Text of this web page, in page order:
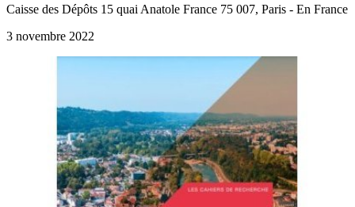
Caisse des Dépôts 15 quai Anatole France 75 007, Paris - En France
3 novembre 2022